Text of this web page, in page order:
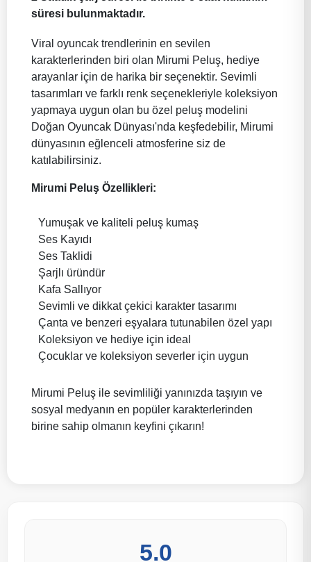
süresi bulunmaktadır.
Viral oyuncak trendlerinin en sevilen
karakterlerinden biri olan Mirumi Peluş, hediye
arayanlar için de harika bir seçenektir. Sevimli
tasarımları ve farklı renk seçenekleriyle koleksiyon
yapmaya uygun olan bu özel peluş modelini
Doğan Oyuncak Dünyası'nda keşfedebilir, Mirumi
dünyasının eğlenceli atmosferine siz de
katılabilirsiniz.
Mirumi Peluş Özellikleri:
Yumuşak ve kaliteli peluş kumaş
Ses Kayıdı
Ses Taklidi
Şarjlı üründür
Kafa Sallıyor
Sevimli ve dikkat çekici karakter tasarımı
Çanta ve benzeri eşyalara tutunabilen özel yapı
Koleksiyon ve hediye için ideal
Çocuklar ve koleksiyon severler için uygun
Mirumi Peluş ile sevimliliği yanınızda taşıyın ve
sosyal medyanın en popüler karakterlerinden
birine sahip olmanın keyfini çıkarın!
5.0